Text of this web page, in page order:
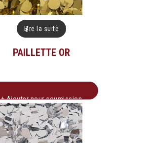
Lire la suite
PAILLETTE OR
+ Ajouter pour soumission